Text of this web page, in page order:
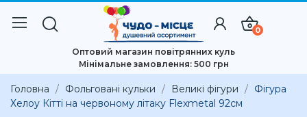
0
Оптовий магазин повітрянних куль
Мінімальне замовлення: 500 грн
Головна Фольговані кульки Великі фігури
Фігура
Хелоу Кітті на червоному літаку Flexmetal 92см